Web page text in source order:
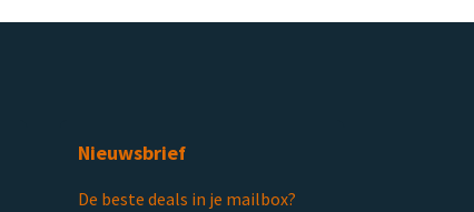
Nieuwsbrief
De beste deals in je mailbox?